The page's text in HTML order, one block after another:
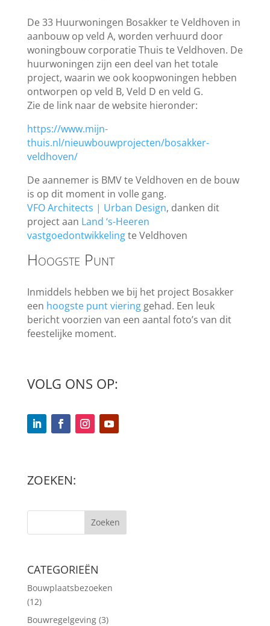
De 33 Huurwoningen Bosakker te Veldhoven in
aanbouw op veld A, worden verhuurd door
woningbouw corporatie Thuis te Veldhoven. De
huurwoningen zijn een deel van het totale
project, waarin we ook koopwoningen hebben
ontworpen op veld B, Veld D en veld G.
Zie de link naar de website hieronder:
https://www.mijn-
thuis.nl/nieuwbouwprojecten/bosakker-
veldhoven/
De aannemer is BMV te Veldhoven en de bouw
is op dit moment in volle gang.
VFO Architects | Urban Design, danken dit
project aan Land ‘s-Heeren
vastgoedontwikkelingte Veldhoven
Hoogste Punt
Inmiddels hebben we bij het project Bosakker
een hoogste punt vieringgehad. Een leuk
bericht voorzien van een aantal foto’s van dit
feestelijke moment.
VOLG ONS OP:
ZOEKEN:
Zoeken
CATEGORIEËN
Bouwplaatsbezoeken
(12)
Bouwregelgeving(3)